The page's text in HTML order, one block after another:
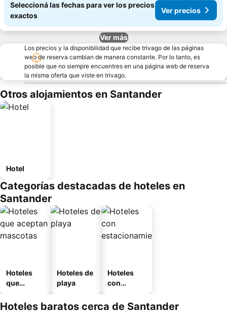
Seleccioná las fechas para ver los precios
exactos
Ver precios
Ver más
Los precios y la disponibilidad que recibe trivago de las páginas
web de reserva cambian de manera constante. Por lo tanto, es
posible que no siempre encuentres en una página web de reserva
la misma oferta que viste en trivago.
Otros alojamientos en Santander
Hotel
Categorías destacadas de hoteles en
Santander
Hoteles
que
mascotas
Hoteles de
playa
Hoteles
con
miento
Hoteles baratos cerca de Santander